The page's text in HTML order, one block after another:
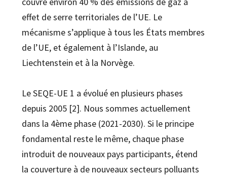
effet de serre territoriales de l’UE. Le
mécanisme s’applique à tous les États membres
de l’UE, et également à l’Islande, au
Liechtenstein et à la Norvège.
Le SEQE-UE 1 a évolué en plusieurs phases
depuis 2005 [2]. Nous sommes actuellement
dans la 4ème phase (2021-2030). Si le principe
fondamental reste le même, chaque phase
introduit de nouveaux pays participants, étend
la couverture à de nouveaux secteurs polluants